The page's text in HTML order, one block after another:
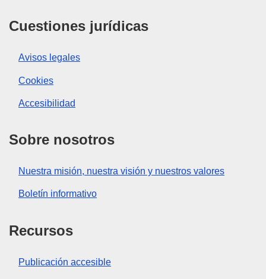
Cuestiones jurídicas
Avisos legales
Cookies
Accesibilidad
Sobre nosotros
Nuestra misión, nuestra visión y nuestros valores
Boletín informativo
Recursos
Publicación accesible